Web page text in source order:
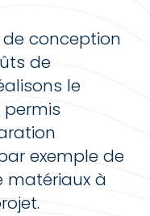
conception
de
le
exemple de
matériaux à